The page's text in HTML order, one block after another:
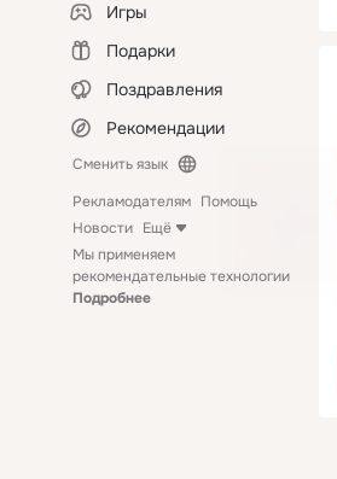
Игры
Подарки
Поздравления
Рекомендации
Сменить язык
Рекламодателям Помощь
Новости Ещё
Мы применяем
рекомендательные технологии
Подробнее